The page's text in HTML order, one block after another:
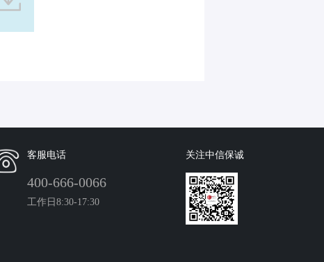
客服电话
400-666-0066
工作日8:30-17:30
关注中信保诚